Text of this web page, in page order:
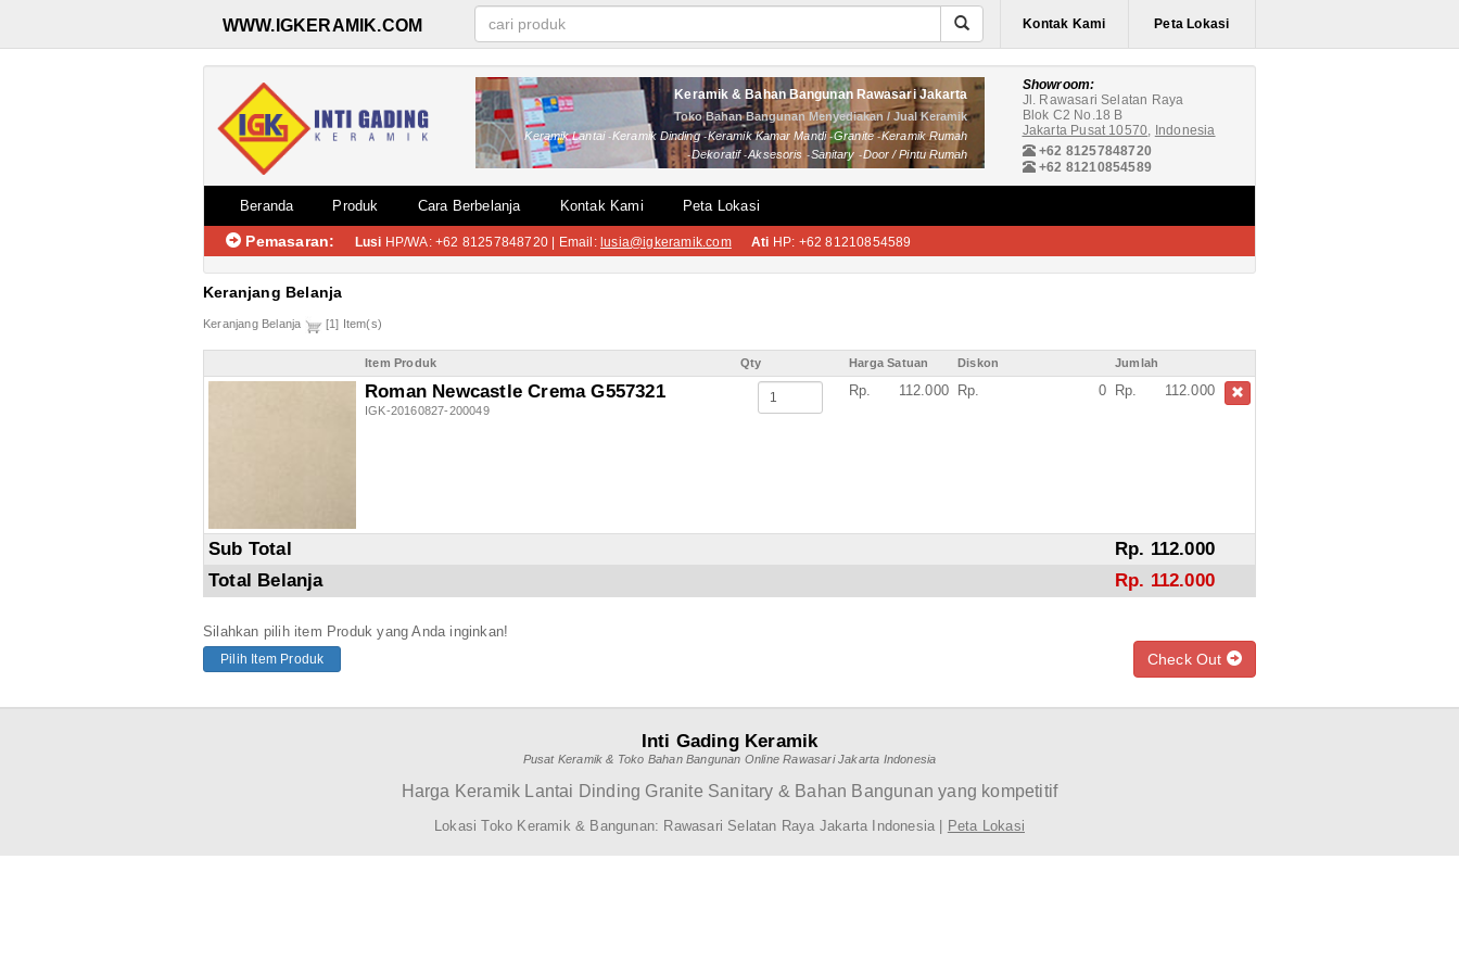
WWW.IGKERAMIK.COM Kontak Kami Peta Lokasi
Keramik & Bahan Bangunan Rawasari Jakarta
Toko Bahan Bangunan Menyediakan / Jual Keramik
Keramik Lantai
Keramik Dinding Keramik Kamar Mandi Granite
Keramik Rumah
Dekoratif
Aksesoris Sanitary Door / Pintu Rumah
Showroom:
Jl. Rawasari Selatan Raya
Blok C2 No.18 B
Jakarta Pusat 10570, Indonesia
+62 81257848720
+62 81210854589
Beranda Produk Cara Berbelanja Kontak Kami Peta Lokasi
Pemasaran: Lusi HP/WA: +62 81257848720 | Email: lusia@igkeramik.com Ati HP: +62 81210854589
Keranjang Belanja
Keranjang Belanja [1] Item(s)
Item Produk Qty Harga Satuan Diskon Jumlah
Roman Newcastle Crema G557321
IGK-20160827-200049
Rp. 112.000 Rp. 0 Rp. 112.000
Sub Total Rp. 112.000
Total Belanja
Rp. 112.000
Silahkan pilih item Produk yang Anda inginkan!
Pilih Item Produk Check Out
Inti Gading Keramik
Pusat Keramik & Toko Bahan Bangunan Online Rawasari Jakarta Indonesia
Harga Keramik Lantai Dinding Granite Sanitary & Bahan Bangunan yang kompetitif
Lokasi Toko Keramik & Bangunan: Rawasari Selatan Raya Jakarta Indonesia | Peta Lokasi